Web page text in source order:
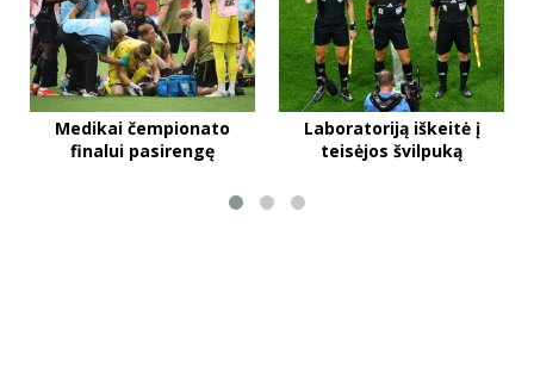
Medikai čempionato
finalui pasirengę
Laboratoriją iškeitė į
teisėjos švilpuką